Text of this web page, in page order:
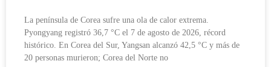
La península de Corea sufre una ola de calor extrema.
Pyongyang registró 36,7 °C el 7 de agosto de 2026, récord
histórico. En Corea del Sur, Yangsan alcanzó 42,5 °C y más de
20 personas murieron; Corea del Norte no